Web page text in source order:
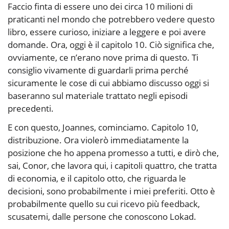
Faccio finta di essere uno dei circa 10 milioni di
praticanti nel mondo che potrebbero vedere questo
libro, essere curioso, iniziare a leggere e poi avere
domande. Ora, oggi è il capitolo 10. Ciò significa che,
ovviamente, ce n’erano nove prima di questo. Ti
consiglio vivamente di guardarli prima perché
sicuramente le cose di cui abbiamo discusso oggi si
baseranno sul materiale trattato negli episodi
precedenti.
E con questo, Joannes, cominciamo. Capitolo 10,
distribuzione. Ora violerò immediatamente la
posizione che ho appena promesso a tutti, e dirò che,
sai, Conor, che lavora qui, i capitoli quattro, che tratta
di economia, e il capitolo otto, che riguarda le
decisioni, sono probabilmente i miei preferiti. Otto è
probabilmente quello su cui ricevo più feedback,
scusatemi, dalle persone che conoscono Lokad.